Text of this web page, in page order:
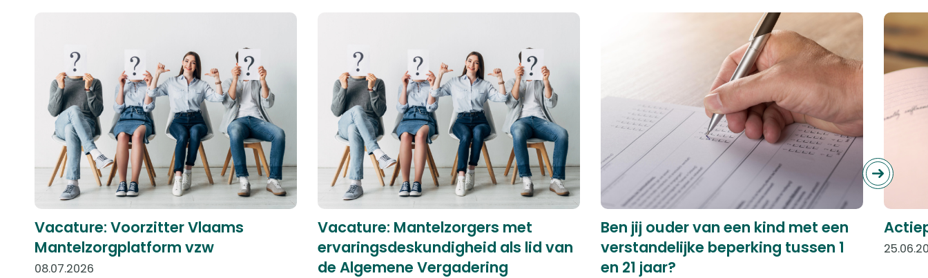
Vacature: Voorzitter Vlaams
Mantelzorgplatform vzw
08.07.2026
Vacature: Mantelzorgers met
ervaringsdeskundigheid als lid van
de Algemene Vergadering
Ben jij ouder van een kind met een
verstandelijke beperking tussen 1
en 21 jaar?